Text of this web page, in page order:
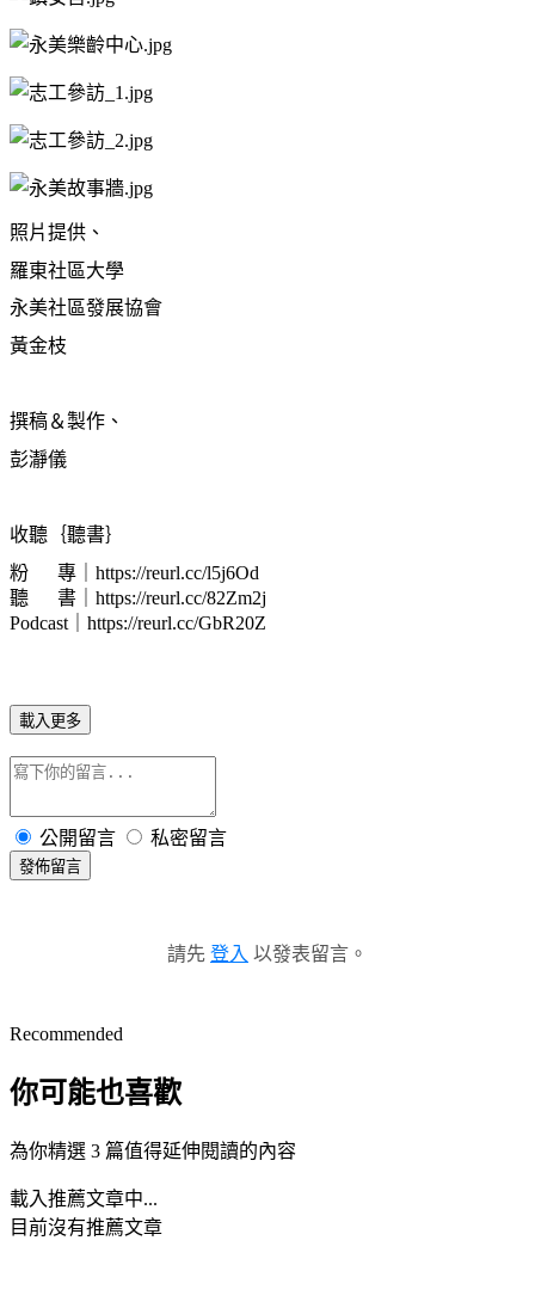
照片提供、
羅東社區大學
永美社區發展協會
黃金枝
撰稿＆製作、
彭瀞儀
收聽｛聽書｝
粉 專｜https://reurl.cc/l5j6Od
聽 書｜https://reurl.cc/82Zm2j
Podcast｜https://reurl.cc/GbR20Z
載入更多
公開留言 私密留言
發佈留言
請先 登入 以發表留言。
Recommended
你可能也喜歡
為你精選 3 篇值得延伸閱讀的內容
載入推薦文章中...
目前沒有推薦文章